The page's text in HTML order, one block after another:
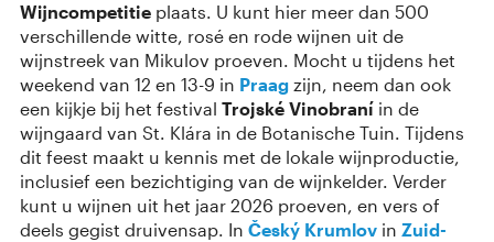
Wijncompetitie plaats. U kunt hier meer dan 500
verschillende witte, rosé en rode wijnen uit de
wijnstreek van Mikulov proeven. Mocht u tijdens het
weekend van 12 en 13-9 in Praag zijn, neem dan ook
een kijkje bij het festival Trojské Vinobraní in de
wijngaard van St. Klára in de Botanische Tuin. Tijdens
dit feest maakt u kennis met de lokale wijnproductie,
inclusief een bezichtiging van de wijnkelder. Verder
kunt u wijnen uit het jaar 2026 proeven, en vers of
deels gegist druivensap. In Český Krumlov in Zuid-